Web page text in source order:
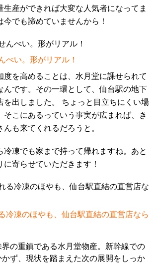
生産ができれば大変な人気者になってま
今でも諦めていませんから！
べい。形がリアル！
度を高めることは、水月堂に課せられて
んです。その一環として、仙台駅の地下
を出しました。 ちょっと目立ちにくい場
そこにあるっていう事実が広まれば、き
んも来てくれるだろうと。
冷凍でも家まで持って帰れますね。あと
に寄らせていただきます！
冷凍のほやも、仙台駅直結の直営店なら
の重鎮である水月堂物産。新幹線での
ず、現状を踏まえた次の展開をしっか